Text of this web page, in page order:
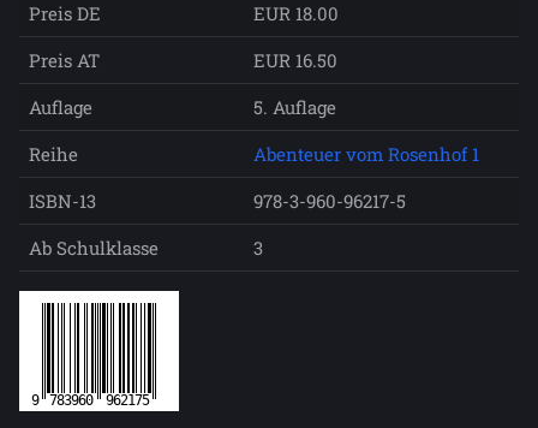
Preis DE
EUR 18.00
Preis AT
EUR 16.50
Auflage
5. Auflage
Reihe
Abenteuer vom Rosenhof 1
ISBN-13
978-3-960-96217-5
Ab Schulklasse
3